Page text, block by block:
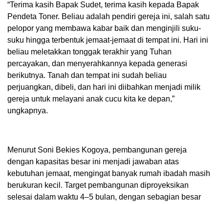
“Terima kasih Bapak Sudet, terima kasih kepada Bapak
Pendeta Toner. Beliau adalah pendiri gereja ini, salah satu
pelopor yang membawa kabar baik dan menginjili suku-
suku hingga terbentuk jemaat-jemaat di tempat ini. Hari ini
beliau meletakkan tonggak terakhir yang Tuhan
percayakan, dan menyerahkannya kepada generasi
berikutnya. Tanah dan tempat ini sudah beliau
perjuangkan, dibeli, dan hari ini diibahkan menjadi milik
gereja untuk melayani anak cucu kita ke depan,”
ungkapnya.
Menurut Soni Bekies Kogoya, pembangunan gereja
dengan kapasitas besar ini menjadi jawaban atas
kebutuhan jemaat, mengingat banyak rumah ibadah masih
berukuran kecil. Target pembangunan diproyeksikan
selesai dalam waktu 4–5 bulan, dengan sebagian besar